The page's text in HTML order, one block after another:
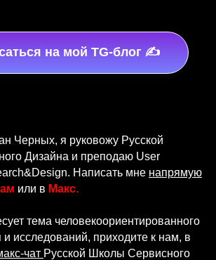
на мой TG-блог ✍️
Черных, я руковожу Русской
Дизайна и преподаю User
Написать мне напрямую
или в Макс.
тема человекоориентированного
и исследований, приходите к нам, в
чат Русской Школы Сервисного